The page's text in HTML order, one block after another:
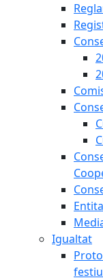
Igualtat